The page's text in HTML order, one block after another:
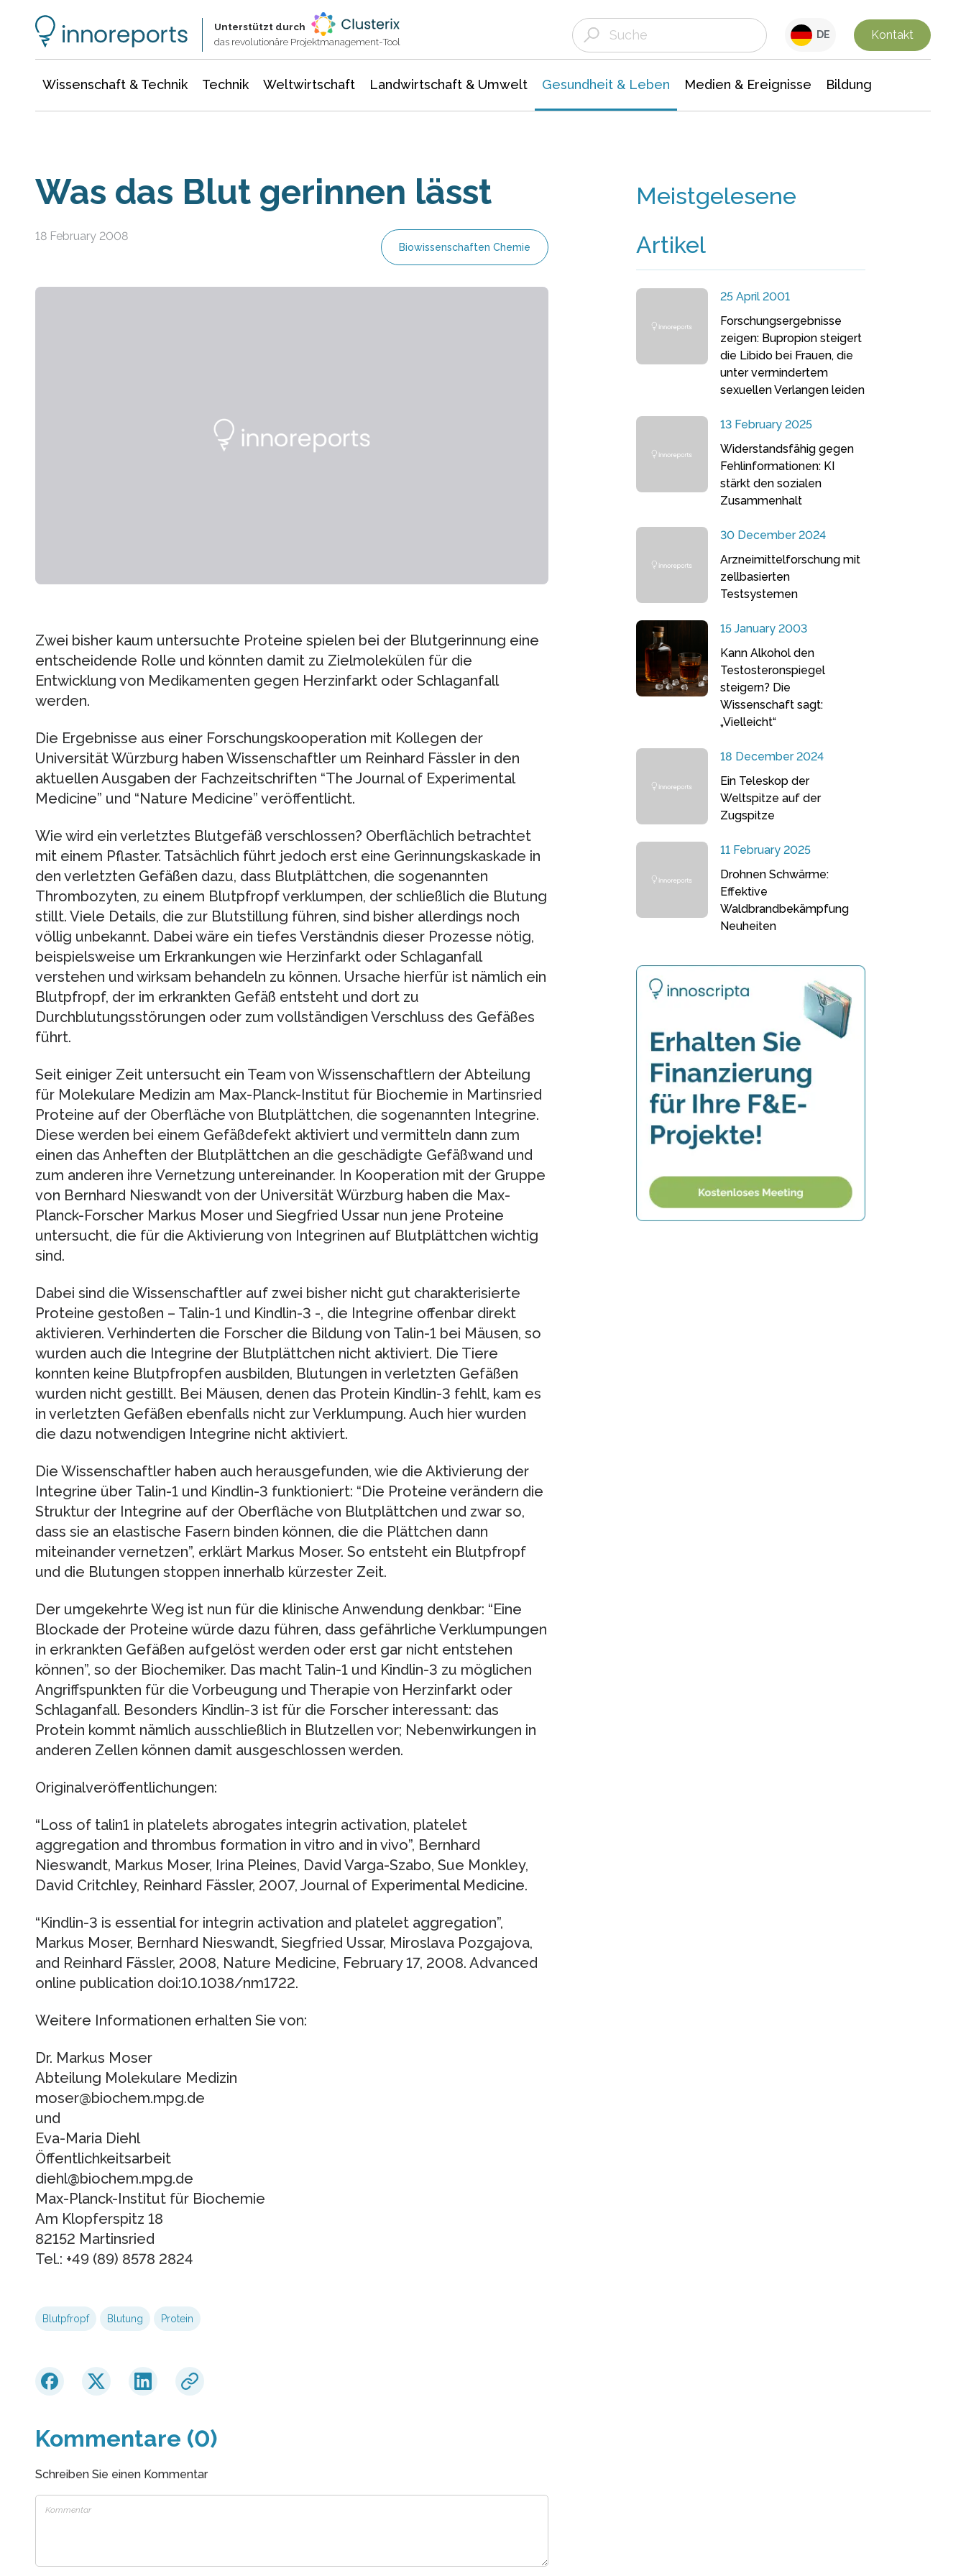
Unterstützt durch
das revolutionäre Projektmanagement-Tool
DE Kontakt
Wissenschaft & Technik Technik Weltwirtschaft Landwirtschaft & Umwelt Gesundheit & Leben Medien & Ereignisse Bildung
Was das Blut gerinnen lässt
18 February 2008
Biowissenschaften Chemie
Zwei bisher kaum untersuchte Proteine spielen bei der Blutgerinnung eine
entscheidende Rolle und könnten damit zu Zielmolekülen für die
Entwicklung von Medikamenten gegen Herzinfarkt oder Schlaganfall
werden.
Die Ergebnisse aus einer Forschungskooperation mit Kollegen der
Universität Würzburg haben Wissenschaftler um Reinhard Fässler in den
aktuellen Ausgaben der Fachzeitschriften “The Journal of Experimental
Medicine” und “Nature Medicine” veröffentlicht.
Wie wird ein verletztes Blutgefäß verschlossen? Oberflächlich betrachtet
mit einem Pflaster. Tatsächlich führt jedoch erst eine Gerinnungskaskade in
den verletzten Gefäßen dazu, dass Blutplättchen, die sogenannten
Thrombozyten, zu einem Blutpfropf verklumpen, der schließlich die Blutung
stillt. Viele Details, die zur Blutstillung führen, sind bisher allerdings noch
völlig unbekannt. Dabei wäre ein tiefes Verständnis dieser Prozesse nötig,
beispielsweise um Erkrankungen wie Herzinfarkt oder Schlaganfall
verstehen und wirksam behandeln zu können. Ursache hierfür ist nämlich ein
Blutpfropf, der im erkrankten Gefäß entsteht und dort zu
Durchblutungsstörungen oder zum vollständigen Verschluss des Gefäßes
führt.
Seit einiger Zeit untersucht ein Team von Wissenschaftlern der Abteilung
für Molekulare Medizin am Max-Planck-Institut für Biochemie in Martinsried
Proteine auf der Oberfläche von Blutplättchen, die sogenannten Integrine.
Diese werden bei einem Gefäßdefekt aktiviert und vermitteln dann zum
einen das Anheften der Blutplättchen an die geschädigte Gefäßwand und
zum anderen ihre Vernetzung untereinander. In Kooperation mit der Gruppe
von Bernhard Nieswandt von der Universität Würzburg haben die Max-
Planck-Forscher Markus Moser und Siegfried Ussar nun jene Proteine
untersucht, die für die Aktivierung von Integrinen auf Blutplättchen wichtig
sind.
Dabei sind die Wissenschaftler auf zwei bisher nicht gut charakterisierte
Proteine gestoßen – Talin-1 und Kindlin-3 -, die Integrine offenbar direkt
aktivieren. Verhinderten die Forscher die Bildung von Talin-1 bei Mäusen, so
wurden auch die Integrine der Blutplättchen nicht aktiviert. Die Tiere
konnten keine Blutpfropfen ausbilden, Blutungen in verletzten Gefäßen
wurden nicht gestillt. Bei Mäusen, denen das Protein Kindlin-3 fehlt, kam es
in verletzten Gefäßen ebenfalls nicht zur Verklumpung. Auch hier wurden
die dazu notwendigen Integrine nicht aktiviert.
Die Wissenschaftler haben auch herausgefunden, wie die Aktivierung der
Integrine über Talin-1 und Kindlin-3 funktioniert: “Die Proteine verändern die
Struktur der Integrine auf der Oberfläche von Blutplättchen und zwar so,
dass sie an elastische Fasern binden können, die die Plättchen dann
miteinander vernetzen”, erklärt Markus Moser. So entsteht ein Blutpfropf
und die Blutungen stoppen innerhalb kürzester Zeit.
Der umgekehrte Weg ist nun für die klinische Anwendung denkbar: “Eine
Blockade der Proteine würde dazu führen, dass gefährliche Verklumpungen
in erkrankten Gefäßen aufgelöst werden oder erst gar nicht entstehen
können”, so der Biochemiker. Das macht Talin-1 und Kindlin-3 zu möglichen
Angriffspunkten für die Vorbeugung und Therapie von Herzinfarkt oder
Schlaganfall. Besonders Kindlin-3 ist für die Forscher interessant: das
Protein kommt nämlich ausschließlich in Blutzellen vor; Nebenwirkungen in
anderen Zellen können damit ausgeschlossen werden.
Originalveröffentlichungen:
“Loss of talin1 in platelets abrogates integrin activation, platelet
aggregation and thrombus formation in vitro and in vivo”, Bernhard
Nieswandt, Markus Moser, Irina Pleines, David Varga-Szabo, Sue Monkley,
David Critchley, Reinhard Fässler, 2007, Journal of Experimental Medicine.
“Kindlin-3 is essential for integrin activation and platelet aggregation”,
Markus Moser, Bernhard Nieswandt, Siegfried Ussar, Miroslava Pozgajova,
and Reinhard Fässler, 2008, Nature Medicine, February 17, 2008. Advanced
online publication doi:10.1038/nm1722.
Weitere Informationen erhalten Sie von:
Dr. Markus Moser
Abteilung Molekulare Medizin
moser@biochem.mpg.de
und
Eva-Maria Diehl
Öffentlichkeitsarbeit
diehl@biochem.mpg.de
Max-Planck-Institut für Biochemie
Am Klopferspitz 18
82152 Martinsried
Tel.: +49 (89) 8578 2824
Blutpfropf Blutung Protein
Kommentare (0)
Schreiben Sie einen Kommentar
Meistgelesene
Artikel
25 April 2001
Forschungsergebnisse
zeigen: Bupropion steigert
die Libido bei Frauen, die
unter vermindertem
sexuellen Verlangen leiden
13 February 2025
Widerstandsfähig gegen
Fehlinformationen: KI
stärkt den sozialen
Zusammenhalt
30 December 2024
Arzneimittelforschung mit
zellbasierten
Testsystemen
15 January 2003
Kann Alkohol den
Testosteronspiegel
steigern? Die
Wissenschaft sagt:
„Vielleicht“
18 December 2024
Ein Teleskop der
Weltspitze auf der
Zugspitze
11 February 2025
Drohnen Schwärme:
Effektive
Waldbrandbekämpfung
Neuheiten